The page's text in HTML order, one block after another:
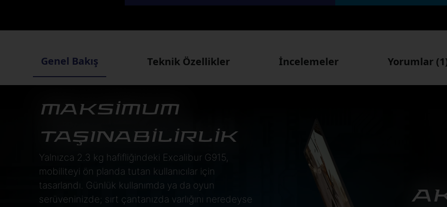
Genel Bakış Teknik Özellikler İncelemeler Yorumlar
MAKSİMUM
TAŞINABİLİRLİK
Yalnızca 2.3 kg hafifliğindeki Excalibur G915,
mobiliteyi ön planda tutan kullanıcılar için
tasarlandı. Günlük kullanımda ya da oyun
serüveninizde; sırt çantanızda varlığını neredeyse